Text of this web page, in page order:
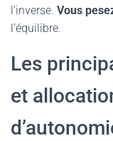
l’inverse. Vous
l’équilibre.
Les
et